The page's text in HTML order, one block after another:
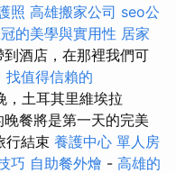
照 高雄搬家公司 seo公
的美學與實用性 居家
酒店，在那裡我們可
找值得信賴的
，土耳其里維埃拉
晚餐將是第一天的完美
行結束 養護中心 單人房
巧 自助餐外燴 - 高雄的